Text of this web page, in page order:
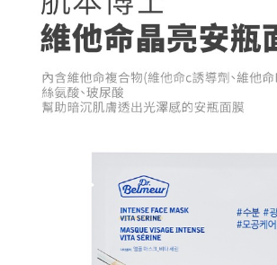
權轉讓予恩沛科技股份有限公司。
２．關於個人資料處理事宜，請瀏覽以下網址：
https://aftee.tw/terms/#terms3
３．未成年的使用者請事先徵得法定代理人或監護人
「AFTEE先享後付」，若未經同意申辦者引起之損失
任。
４．使用「AFTEE先享後付」時，將依據個別帳號之
５．嚴禁一人註冊多個帳號或使用他人資訊註冊。若